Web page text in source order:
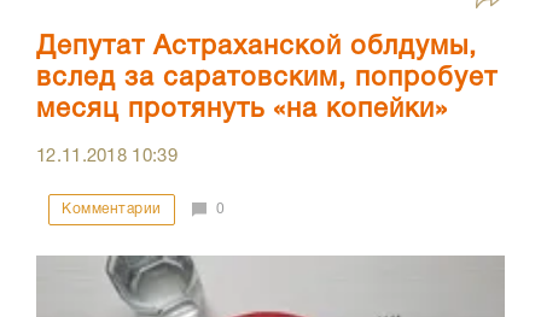
Депутат Астраханской облдумы,
вслед за саратовским, попробует
месяц протянуть «на копейки»
12.11.2018 10:39
Комментарии 0